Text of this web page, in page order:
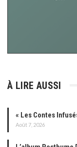
À LIRE AUSSI
« Les Contes
Août 7, 2026